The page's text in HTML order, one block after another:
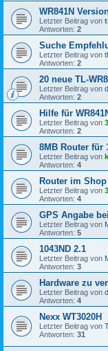
WR841N
Letzter Beitrag von
Antworten: 2
Suche
Letzter Beitrag von
Antworten: 2
20 neue TL-
Letzter Beitrag von
Antworten: 2
Hilfe für
Letzter Beitrag von
Antworten: 2
8MB Router für
Letzter Beitrag von
Antworten: 4
Router im
Letzter Beitrag von
Antworten: 4
GPS Angabe
Letzter Beitrag von
Antworten: 5
1043ND 2.1
Letzter Beitrag von
Antworten: 3
Hardware zu
Letzter Beitrag von
Antworten: 4
Nexx WT3020H
Letzter Beitrag von
Antworten: 31